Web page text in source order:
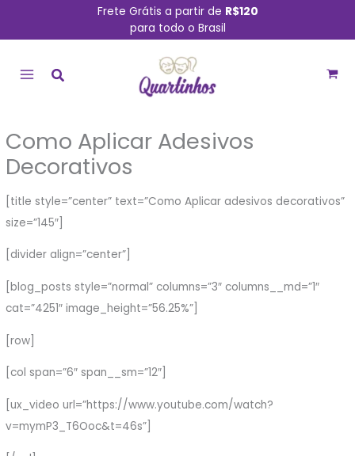
conteúdo
Frete Grátis a partir de R$120
para todo o Brasil
MENU
Como Aplicar Adesivos
Decorativos
[title style=”center” text=”Como Aplicar adesivos decorativos”
size=”145″]
[divider align=”center”]
[blog_posts style=”normal” columns=”3″ columns__md=”1″
cat=”4251″ image_height=”56.25%”]
[row]
[col span=”6″ span__sm=”12″]
[ux_video url=”https://www.youtube.com/watch?
v=mymP3_T6Ooc&t=46s”]